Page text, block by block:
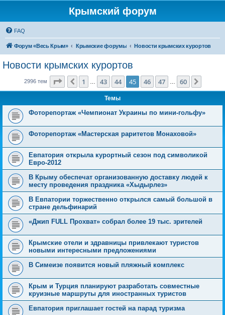
Крымский форум
FAQ
Форум «Весь Крым» Крымские форумы Новости крымских курортов
Новости крымских курортов
2996 тем Страница 45из 60
Пред.
1 43 44 45 46 47 60
Темы
Фоторепортаж «Чемпионат Украины по мини-гольфу»
Фоторепортаж «Мастерская раритетов Монаховой»
Евпатория открыла курортный сезон под символикой
Евро-2012
В Крыму обеспечат организованную доставку людей к
месту проведения праздника «Хыдырлез»
В Евпатории торжественно открылся самый большой в
стране дельфинарий
«Джип FULL Прохват» собрал более 19 тыс. зрителей
Крымские отели и здравницы привлекают туристов
новыми интересными предложениями
В Симеизе появится новый пляжный комплекс
Крым и Турция планируют разработать совместные
круизные маршруты для иностранных туристов
Евпатория приглашает гостей на парад туризма